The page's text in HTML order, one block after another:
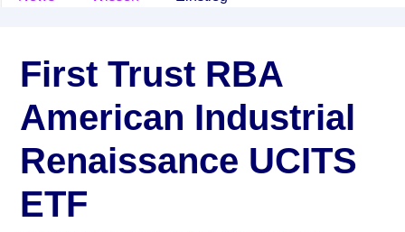
First Trust RBA
American Industrial
Renaissance UCITS
ETF